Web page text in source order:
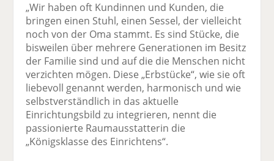
„Wir haben oft Kundinnen und Kunden, die
bringen einen Stuhl, einen Sessel, der vielleicht
noch von der Oma stammt. Es sind Stücke, die
bisweilen über mehrere Generationen im Besitz
der Familie sind und auf die die Menschen nicht
verzichten mögen. Diese „Erbstücke“, wie sie oft
liebevoll genannt werden, harmonisch und wie
selbstverständlich in das aktuelle
Einrichtungsbild zu integrieren, nennt die
passionierte Raumausstatterin die
„Königsklasse des Einrichtens“.